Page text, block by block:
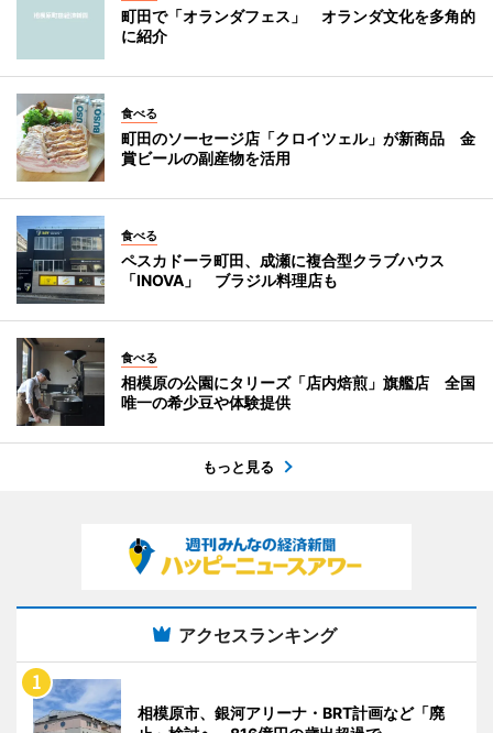
町田で「オランダフェス」 オランダ文化を多角的
に紹介
食べる
町田のソーセージ店「クロイツェル」が新商品 金
賞ビールの副産物を活用
食べる
ペスカドーラ町田、成瀬に複合型クラブハウス
「INOVA」 ブラジル料理店も
食べる
相模原の公園にタリーズ「店内焙煎」旗艦店 全国
唯一の希少豆や体験提供
もっと見る
アクセスランキング
相模原市、銀河アリーナ・BRT計画など「廃